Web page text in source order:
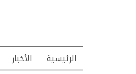
الرئيسية الأخبار